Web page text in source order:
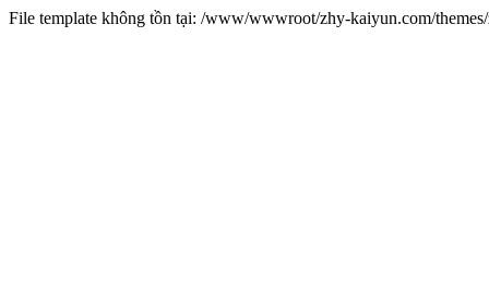
File template không tồn tại: /www/wwwroot/zhy-kaiyun.com/